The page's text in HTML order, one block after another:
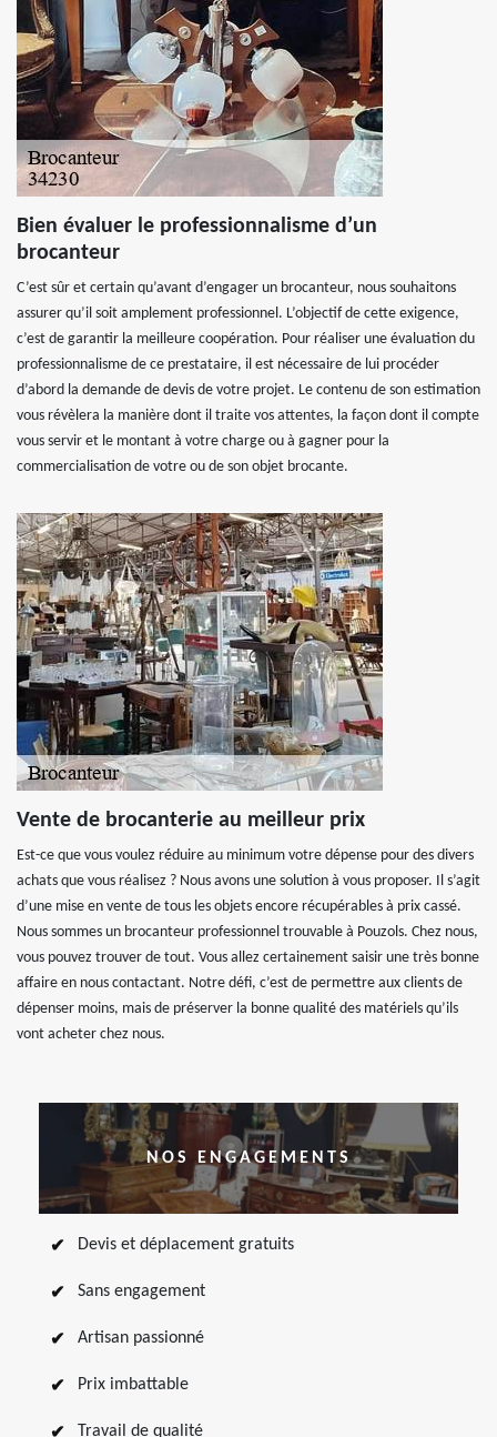
Bien évaluer le professionnalisme d’un
brocanteur
C’est sûr et certain qu’avant d’engager un brocanteur, nous souhaitons
assurer qu’il soit amplement professionnel. L’objectif de cette exigence,
c’est de garantir la meilleure coopération. Pour réaliser une évaluation du
professionnalisme de ce prestataire, il est nécessaire de lui procéder
d’abord la demande de devis de votre projet. Le contenu de son estimation
vous révèlera la manière dont il traite vos attentes, la façon dont il compte
vous servir et le montant à votre charge ou à gagner pour la
commercialisation de votre ou de son objet brocante.
Vente de brocanterie au meilleur prix
Est-ce que vous voulez réduire au minimum votre dépense pour des divers
achats que vous réalisez ? Nous avons une solution à vous proposer. Il s’agit
d’une mise en vente de tous les objets encore récupérables à prix cassé.
Nous sommes un brocanteur professionnel trouvable à Pouzols. Chez nous,
vous pouvez trouver de tout. Vous allez certainement saisir une très bonne
affaire en nous contactant. Notre défi, c’est de permettre aux clients de
dépenser moins, mais de préserver la bonne qualité des matériels qu’ils
vont acheter chez nous.
NOS ENGAGEMENTS
Devis et déplacement gratuits
Sans engagement
Artisan passionné
Prix imbattable
Travail de qualité